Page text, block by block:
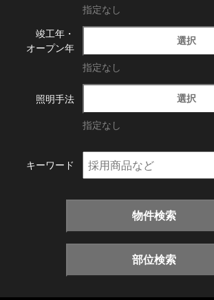
指定なし
竣工年・
オープン年
選択
指定なし
照明手法 選択
指定なし
キーワード
物件検索
部位検索